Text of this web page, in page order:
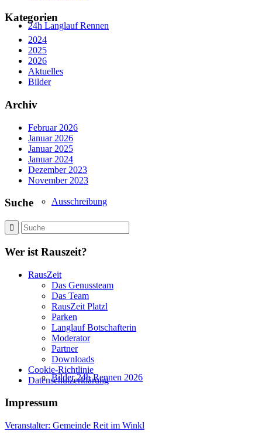
24h Langlauf Rennen
Ausschreibung
Bilder 24h Rennen 2026
Kategorien
2024
2025
2026
Aktuelles
Bilder
Archiv
Februar 2026
Januar 2026
Januar 2025
Januar 2024
Dezember 2023
November 2023
Suche
Wer ist Rauszeit?
RausZeit
Das Genussteam
Das Team
RausZeit Platzl
Parken
Langlauf Botschafterin
Moderator
Partner
Downloads
Cookie-Richtlinie
Datenschutzerklärung
Impressum
Veranstalter: Gemeinde Reit im Winkl